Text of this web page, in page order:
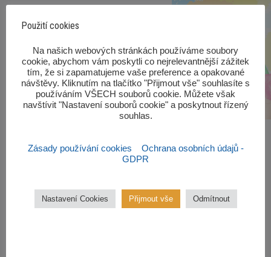
Kroužky začínají od října 2022.
Zájmové kroužky jsou
Použití cookies
‎Na našich webových stránkách používáme soubory
cookie, abychom vám poskytli co nejrelevantnější zážitek
tím, že si zapamatujeme vaše preference a opakované
návštěvy. Kliknutím na tlačítko "Přijmout vše" souhlasíte s
používáním VŠECH souborů cookie. Můžete však
navštívit "Nastavení souborů cookie" a poskytnout řízený
souhlas.‎
Zásady používání cookies
Ochrana osobních údajů -
GDPR
Nastavení Cookies Přijmout vše Odmítnout